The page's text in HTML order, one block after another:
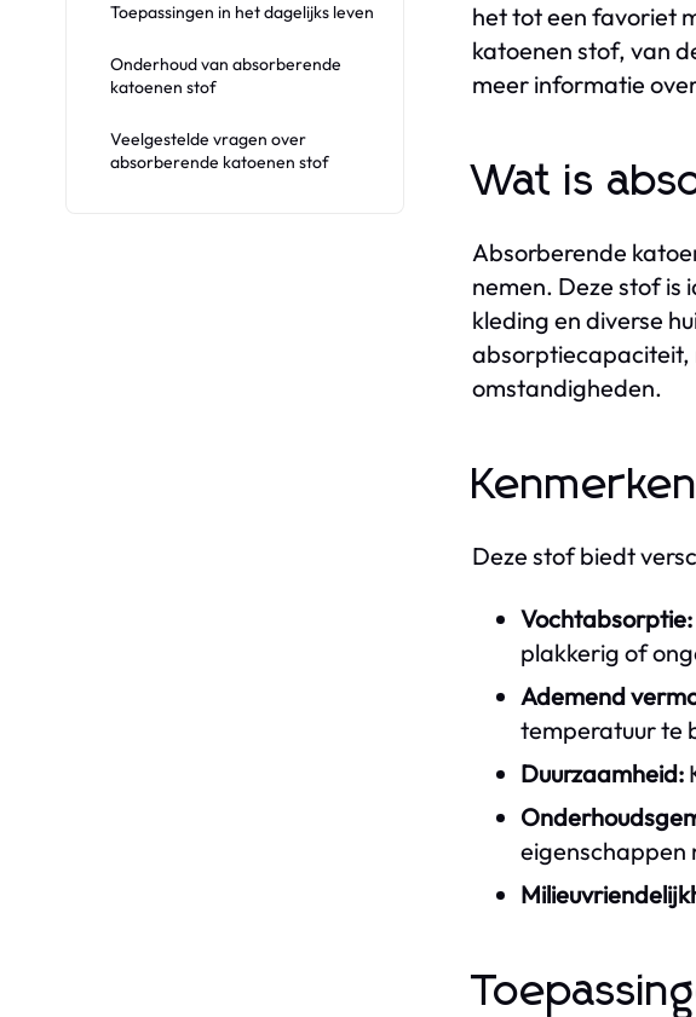
Toepassingen in het dagelijks leven
Onderhoud van absorberende
katoenen stof
Veelgestelde vragen over
absorberende katoenen stof
het tot een favoriet
katoenen stof, van
meer informatie
Wat is
Absorberende
nemen. Deze stof is
kleding en diverse
absorptiecapaciteit,
omstandigheden.
Deze stof biedt
Vochtabsorptie:
plakkerig of
Ademend
temperatuur te
Duurzaamheid:
eigenschappen